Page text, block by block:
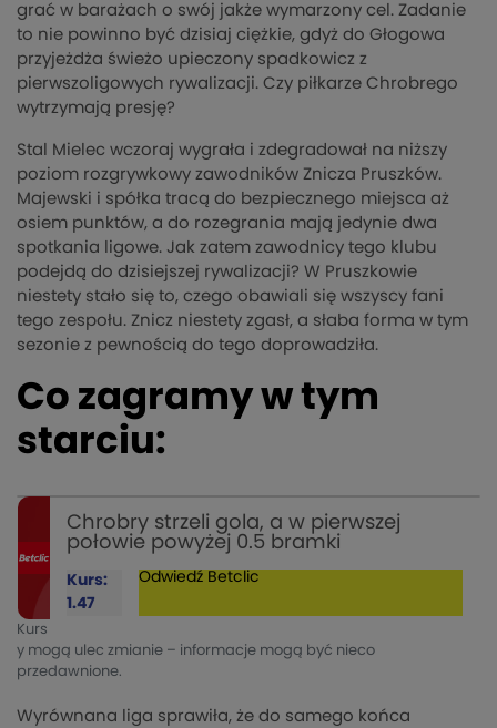
grać w barażach o swój jakże wymarzony cel. Zadanie
to nie powinno być dzisiaj ciężkie, gdyż do Głogowa
przyjeżdża świeżo upieczony spadkowicz z
pierwszoligowych rywalizacji. Czy piłkarze Chrobrego
wytrzymają presję?
Stal Mielec wczoraj wygrała i zdegradował na niższy
poziom rozgrywkowy zawodników Znicza Pruszków.
Majewski i spółka tracą do bezpiecznego miejsca aż
osiem punktów, a do rozegrania mają jedynie dwa
spotkania ligowe. Jak zatem zawodnicy tego klubu
podejdą do dzisiejszej rywalizacji? W Pruszkowie
niestety stało się to, czego obawiali się wszyscy fani
tego zespołu. Znicz niestety zgasł, a słaba forma w tym
sezonie z pewnością do tego doprowadziła.
Co zagramy w tym
starciu:
Chrobry strzeli gola, a w pierwszej
połowie powyżej 0.5 bramki
Kurs:
1.47
Odwiedź Betclic
Kurs
y mogą ulec zmianie – informacje mogą być nieco
przedawnione.
Wyrównana liga sprawiła, że do samego końca